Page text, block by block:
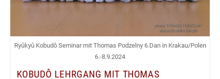
Ryûkyû Kobudô Seminar mit Thomas Podzelny 6.Dan in Krakau/Polen
6.-8.9.2024
KOBUDÔ LEHRGANG MIT THOMAS